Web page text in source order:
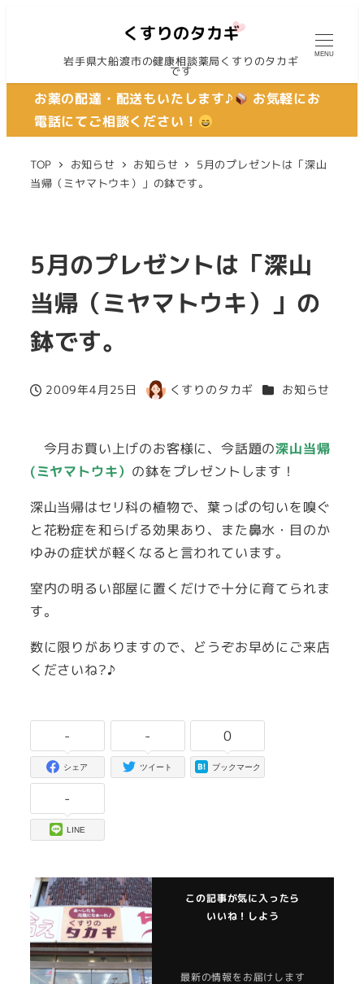
岩手県大船渡市の健康相談薬局くすりのタカギ
です
MENU
お薬の配達・配送もいたします♪
お気軽にお
電話にてご相談ください！
TOP お知らせ お知らせ
5月のプレゼントは「深山
当帰（ミヤマトウキ）」の鉢です。
5月のプレゼントは「深山
当帰（ミヤマトウキ）」の
鉢です。
投稿日
2009年4月25日
著
くすりのタカギ カテゴリー
お知らせ
今月お買い上げのお客様に、今話題の深山当帰
(ミヤマトウキ） の鉢をプレゼントします！
深山当帰はセリ科の植物で、葉っぱの匂いを嗅ぐ
と花粉症を和らげる効果あり、また鼻水・目のか
ゆみの症状が軽くなると言われています。
室内の明るい部屋に置くだけで十分に育てられま
す。
数に限りがありますので、どうぞお早めにご来店
くださいね?♪
-
シェア
-
ツイート
0
ブックマーク
-
LINE
この記事が気に入ったら
いいね！しよう
最新の情報をお届けします